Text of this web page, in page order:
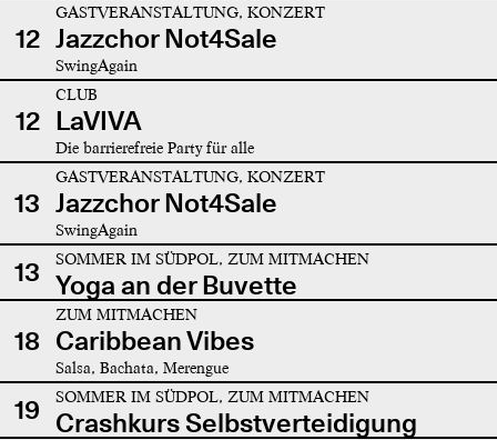
12
GASTVERANSTALTUNG, KONZERT
Jazzchor Not4Sale
SwingAgain
12
CLUB
LaVIVA
Die barrierefreie Party für alle
13
GASTVERANSTALTUNG, KONZERT
Jazzchor Not4Sale
SwingAgain
13 SOMMER IM SÜDPOL, ZUM MITMACHEN
Yoga an der Buvette
18
ZUM MITMACHEN
Caribbean Vibes
Salsa, Bachata, Merengue
19 SOMMER IM SÜDPOL, ZUM MITMACHEN
Crashkurs Selbstverteidigung